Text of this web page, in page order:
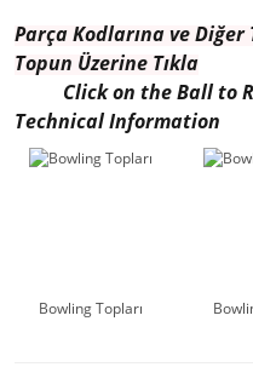
Parça Kodlarına ve
Topun Üzerine Tıkla
Click on the Ball to
Technical Information
Bowling Topları